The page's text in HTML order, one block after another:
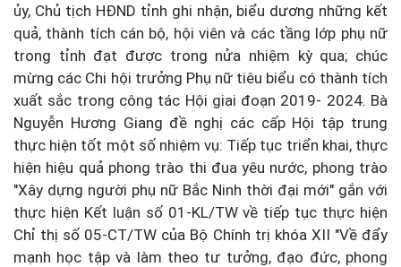
ủy, Chủ tịch HĐND tỉnh ghi nhận, biểu dương những kết
quả, thành tích cán bộ, hội viên và các tầng lớp phụ nữ
trong tỉnh đạt được trong nửa nhiệm kỳ qua; chúc
mừng các Chi hội trưởng Phụ nữ tiêu biểu có thành tích
xuất sắc trong công tác Hội giai đoạn 2019- 2024. Bà
Nguyễn Hương Giang đề nghị các cấp Hội tập trung
thực hiện tốt một số nhiệm vụ: Tiếp tục triển khai, thực
hiện hiệu quả phong trào thi đua yêu nước, phong trào
"Xây dựng người phụ nữ Bắc Ninh thời đại mới" gắn với
thực hiện Kết luận số 01-KL/TW về tiếp tục thực hiện
Chỉ thị số 05-CT/TW của Bộ Chính trị khóa XII "Về đẩy
mạnh học tập và làm theo tư tưởng, đạo đức, phong